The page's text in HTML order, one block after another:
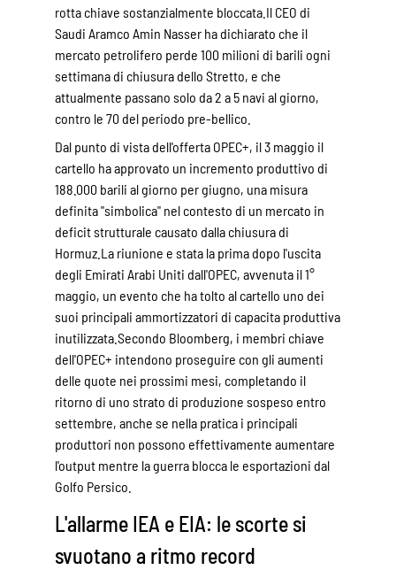
rotta chiave sostanzialmente bloccata.Il CEO di
Saudi Aramco Amin Nasser ha dichiarato che il
mercato petrolifero perde 100 milioni di barili ogni
settimana di chiusura dello Stretto, e che
attualmente passano solo da 2 a 5 navi al giorno,
contro le 70 del periodo pre-bellico.
Dal punto di vista dell'offerta OPEC+, il 3 maggio il
cartello ha approvato un incremento produttivo di
188.000 barili al giorno per giugno, una misura
definita "simbolica" nel contesto di un mercato in
deficit strutturale causato dalla chiusura di
Hormuz.La riunione e stata la prima dopo l'uscita
degli Emirati Arabi Uniti dall'OPEC, avvenuta il 1°
maggio, un evento che ha tolto al cartello uno dei
suoi principali ammortizzatori di capacita produttiva
inutilizzata.Secondo Bloomberg, i membri chiave
dell'OPEC+ intendono proseguire con gli aumenti
delle quote nei prossimi mesi, completando il
ritorno di uno strato di produzione sospeso entro
settembre, anche se nella pratica i principali
produttori non possono effettivamente aumentare
l'output mentre la guerra blocca le esportazioni dal
Golfo Persico.
L'allarme IEA e EIA: le scorte si
svuotano a ritmo record